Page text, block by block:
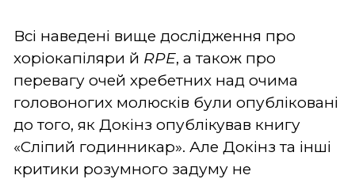
Всі наведені вище дослідження про
хоріокапіляри й RPE, а також про
перевагу очей хребетних над очима
головоногих молюсків були опубліковані
до того, як Докінз опублікував книгу
«Сліпий годинникар». Але Докінз та інші
критики розумного задуму не